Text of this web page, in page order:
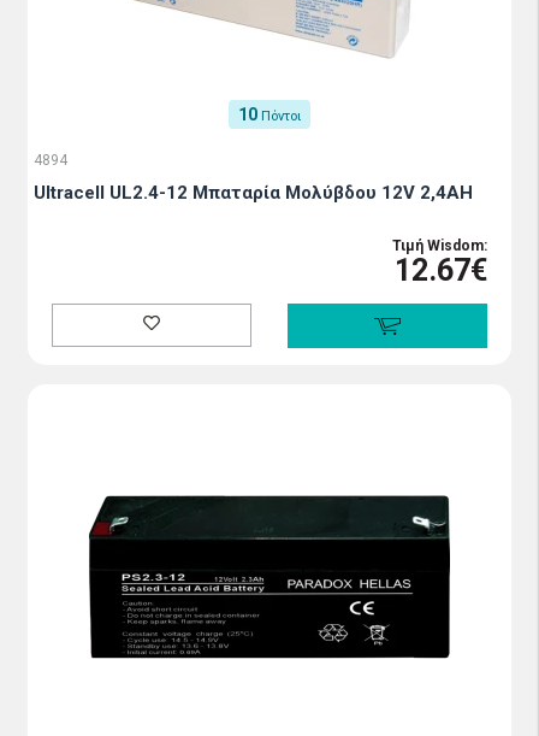
10 Πόντοι
4894
Ultracell UL2.4-12 Μπαταρία Μολύβδου 12V 2,4AH
Τιμή Wisdom:
12.67€